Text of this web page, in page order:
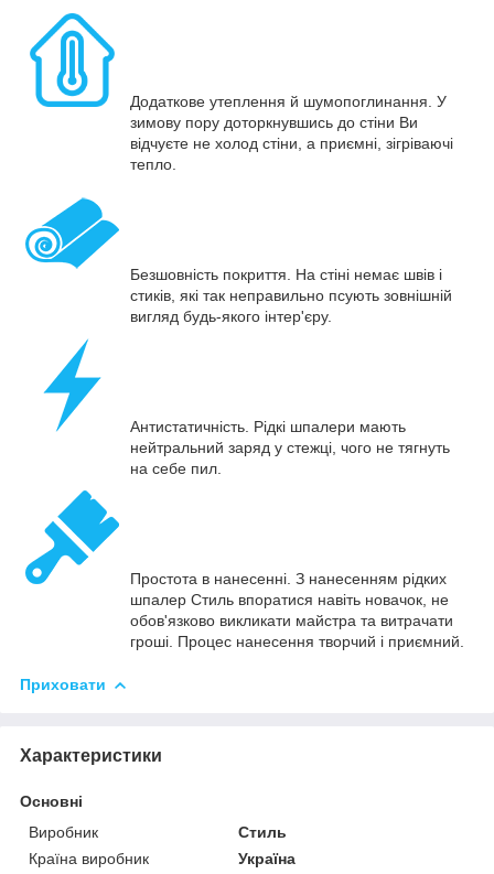
Додаткове утеплення й шумопоглинання. У
зимову пору доторкнувшись до стіни Ви
відчуєте не холод стіни, а приємні, зігріваючі
тепло.
Безшовність покриття. На стіні немає швів і
стиків, які так неправильно псують зовнішній
вигляд будь-якого інтер'єру.
Антистатичність. Рідкі шпалери мають
нейтральний заряд у стежці, чого не тягнуть
на себе пил.
Простота в нанесенні. З нанесенням рідких
шпалер Стиль впоратися навіть новачок, не
обов'язково викликати майстра та витрачати
гроші. Процес нанесення творчий і приємний.
Приховати
Характеристики
Основні
Виробник
Стиль
Країна виробник
Україна